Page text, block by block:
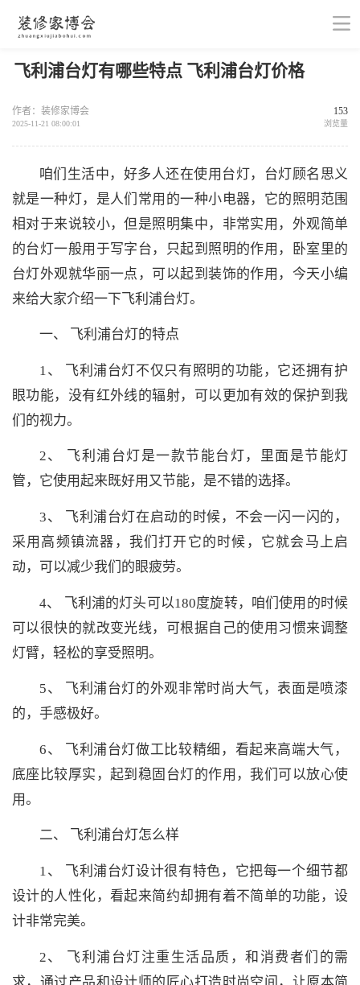
飞利浦台灯有哪些特点 飞利浦台灯价格
作者：装修家博会
2025-11-21 08:00:01
153
浏览量
咱们生活中，好多人还在使用台灯，台灯顾名思义
就是一种灯，是人们常用的一种小电器，它的照明范围
相对于来说较小，但是照明集中，非常实用，外观简单
的台灯一般用于写字台，只起到照明的作用，卧室里的
台灯外观就华丽一点，可以起到装饰的作用，今天小编
来给大家介绍一下飞利浦台灯。
一、 飞利浦台灯的特点
1、 飞利浦台灯不仅只有照明的功能，它还拥有护
眼功能，没有红外线的辐射，可以更加有效的保护到我
们的视力。
2、 飞利浦台灯是一款节能台灯，里面是节能灯
管，它使用起来既好用又节能，是不错的选择。
3、 飞利浦台灯在启动的时候，不会一闪一闪的，
采用高频镇流器，我们打开它的时候，它就会马上启
动，可以减少我们的眼疲劳。
4、 飞利浦的灯头可以180度旋转，咱们使用的时候
可以很快的就改变光线，可根据自己的使用习惯来调整
灯臂，轻松的享受照明。
5、 飞利浦台灯的外观非常时尚大气，表面是喷漆
的，手感极好。
6、 飞利浦台灯做工比较精细，看起来高端大气，
底座比较厚实，起到稳固台灯的作用，我们可以放心使
用。
二、 飞利浦台灯怎么样
1、 飞利浦台灯设计很有特色，它把每一个细节都
设计的人性化，看起来简约却拥有着不简单的功能，设
计非常完美。
2、 飞利浦台灯注重生活品质，和消费者们的需
求，通过产品和设计师的匠心打造时尚空间，让原本简